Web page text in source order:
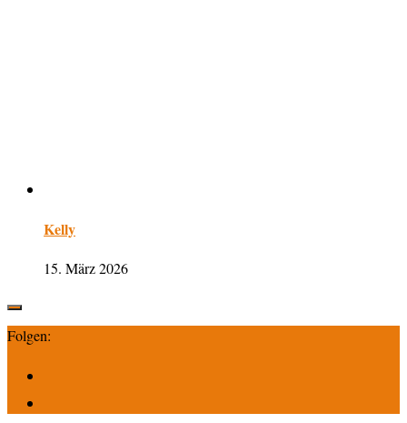
Kelly
15. März 2026
Folgen: